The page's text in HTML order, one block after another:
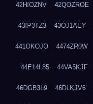
42HIOZNV 42QOZROE
43IP3TZ3 43OJ1AEY
441OKOJO 4474ZR0W
44E14L85 44VA5KJF
46DGB3L9 46DLKJV6